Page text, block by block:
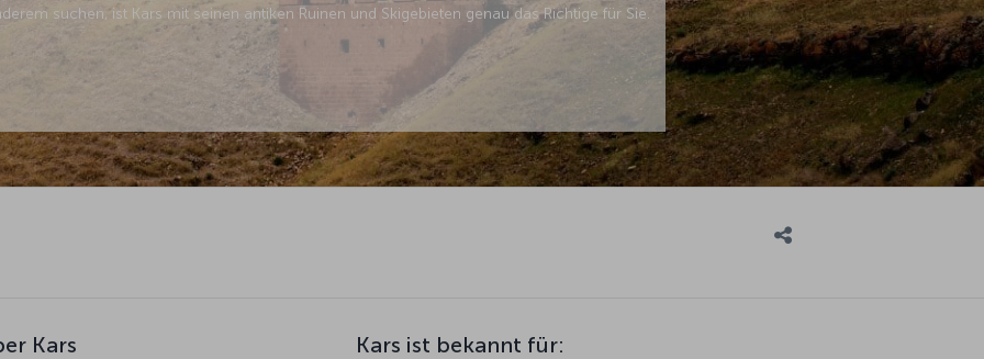
suchen, ist Kars mit seinen antiken Ruinen und Skigebieten genau das Richtige für Sie.
Kars Kars ist bekannt für: